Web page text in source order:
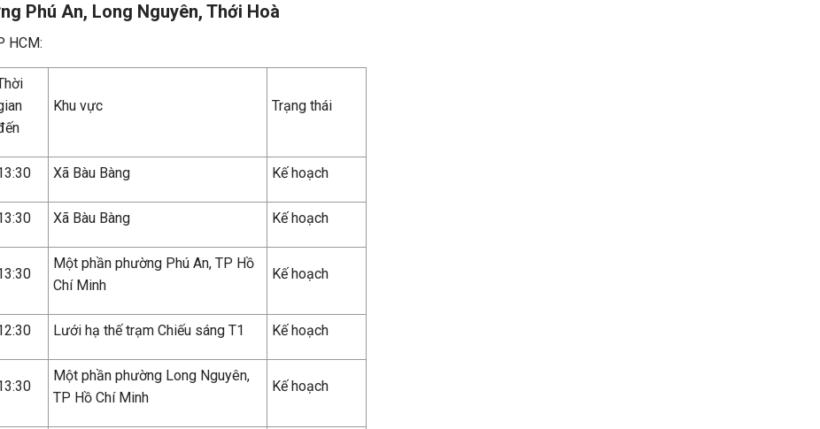
Phú An, Long Nguyên, Thới Hoà
HCM:
Khu vực Trạng thái
Xã Bàu Bàng Kế hoạch
Xã Bàu Bàng Kế hoạch
Một phần phường Phú An, TP Hồ
Chí Minh
Kế hoạch
Lưới hạ thế trạm Chiếu sáng T1 Kế hoạch
Một phần phường Long Nguyên,
TP Hồ Chí Minh
Kế hoạch